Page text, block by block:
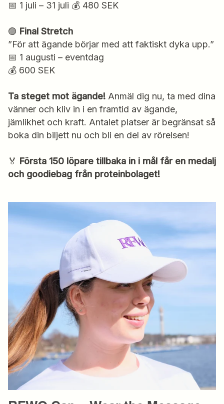
📅 1 juli – 31 juli 💰 480 SEK
🟣 Final Stretch
”För att ägande börjar med att faktiskt dyka upp.”
📅 1 augusti – eventdag
💰 600 SEK
Ta steget mot ägande! Anmäl dig nu, ta med dina
vänner och kliv in i en framtid av ägande,
jämlikhet och kraft. Antalet platser är begränsat så
boka din biljett nu och bli en del av rörelsen!
🏅 Första 150 löpare tillbaka in i mål får en medalj
och goodiebag från proteinbolaget!